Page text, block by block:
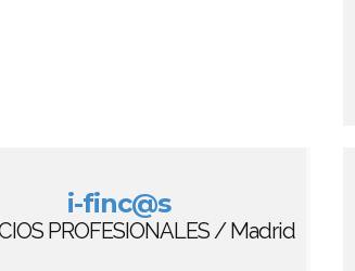
i-finc@s
PROFESIONALES / Madrid